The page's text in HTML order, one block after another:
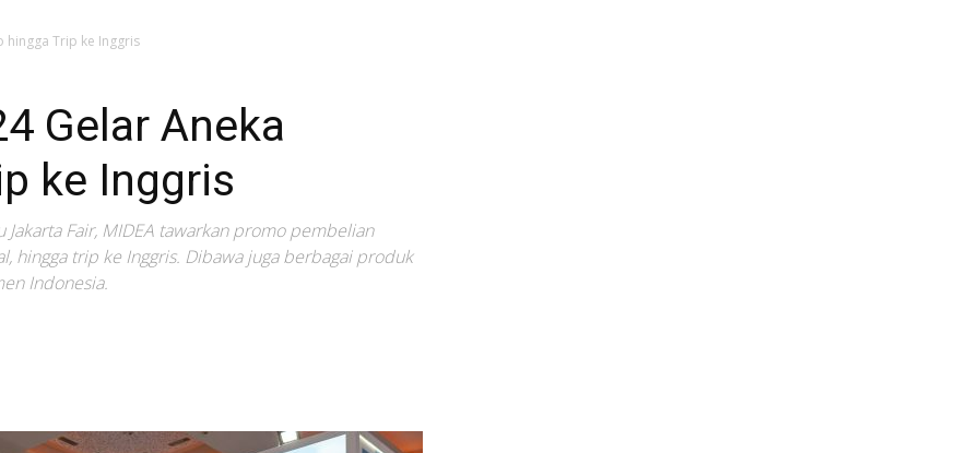
hingga Trip ke Inggris
Gelar Aneka
ke Inggris
Jakarta Fair, MIDEA tawarkan promo pembelian
hingga trip ke Inggris. Dibawa juga berbagai produk
Indonesia.